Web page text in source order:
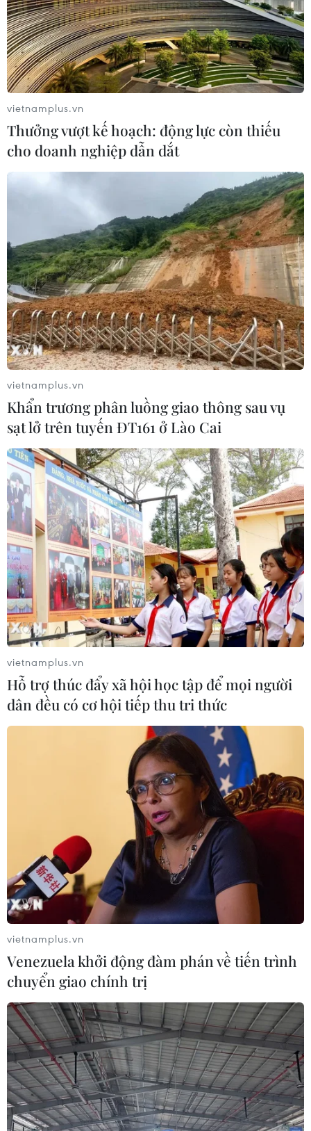
Chủng virus lây nhiễm tại sân bay Tân Sơn
Nhất không có triệu chứng
14/02/2021 07:30
Theo đánh giá ban đầu, hầu hết các bệnh nhân mắc
COVID-19 trong chuỗi lây nhiễm liên quan đến ổ dịch
nhân viên sân bay Tân Sơn Nhất không có triệu chứng
hoặc có biểu hiện rất nhẹ.
Nghệ An: Trường hợp F1 ở xã Hưng Thông
có kết quả âm tính lần 1
14/02/2021 10:13
Các mẫu xét nghiệm của anh T.A.T và các thành viên
trong gia đình, ở xã Hưng Thông, huyện Hưng Nguyên,
Nghệ An vừa có kết quả là âm tính lần 1 với virus SARS-
Ngày mùng 3 Tết, Việt Nam ghi nhận thêm
33 ca mắc mới COVID-19
14/02/2021 11:25
Tính từ 6h đến 18h ngày 14/2, Việt Nam ghi nhận 33 ca
mắc mới (BN2196-2228), trong đó có 31 ca tại Hải
Dương và 2 ca tại Hà Nội.
vietnamplus.vn
Thưởng vượt kế hoạch: động lực còn thiếu
cho doanh nghiệp dẫn dắt
vietnamplus.vn
Khẩn trương phân luồng giao thông sau vụ
sạt lở trên tuyến ĐT161 ở Lào Cai
vietnamplus.vn
Hỗ trợ thúc đẩy xã hội học tập để mọi người
dân đều có cơ hội tiếp thu tri thức
vietnamplus.vn
Venezuela khởi động đàm phán về tiến trình
chuyển giao chính trị